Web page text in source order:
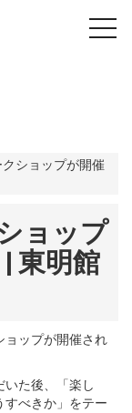
ショップが開催
ョップ
東明館
ョップが開催され
いた後、「楽し
すべきか」をテー